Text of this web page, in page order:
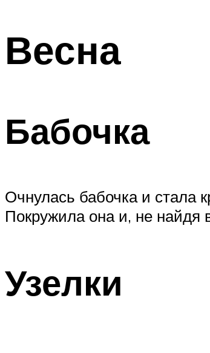
Весна
Бабочка
Очнулась бабочка и стала
Покружила она и, не найдя
Узелки